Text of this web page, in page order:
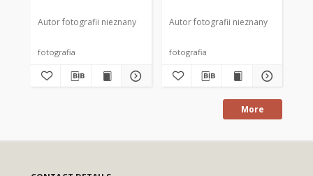
Autor fotografii nieznany
fotografia
Autor fotografii nieznany
fotografia
More